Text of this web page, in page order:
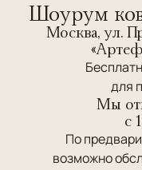
Шоурум
Москва, ул.
для
Мы
c
По
возможно